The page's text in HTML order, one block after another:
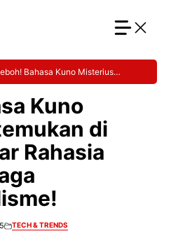
Bahasa Kuno Misterius
Kuno
di
Rahasia
TECH & TRENDS